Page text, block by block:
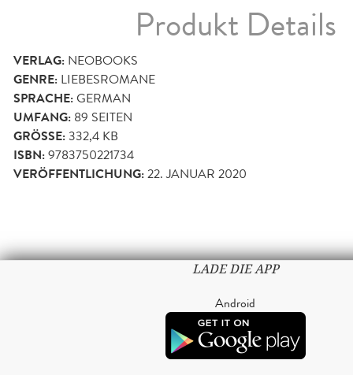
Produkt Details
VERLAG: NEOBOOKS
GENRE: LIEBESROMANE
SPRACHE:GERMAN
UMFANG: 89 SEITEN
GRÖSSE: 332,4 KB
ISBN:9783750221734
VERÖFFENTLICHUNG:22. JANUAR 2020
LADE DIE APP
Android